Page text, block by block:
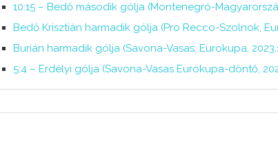
10:15 – Bedő második gólja (Montenegró-
Bedő Krisztián harmadik gólja (Pro Recco-Szolnok,
Burián harmadik gólja (Savona-Vasas, Eurokupa,
5:4 – Erdélyi gólja (Savona-Vasas Eurokupa-döntő,